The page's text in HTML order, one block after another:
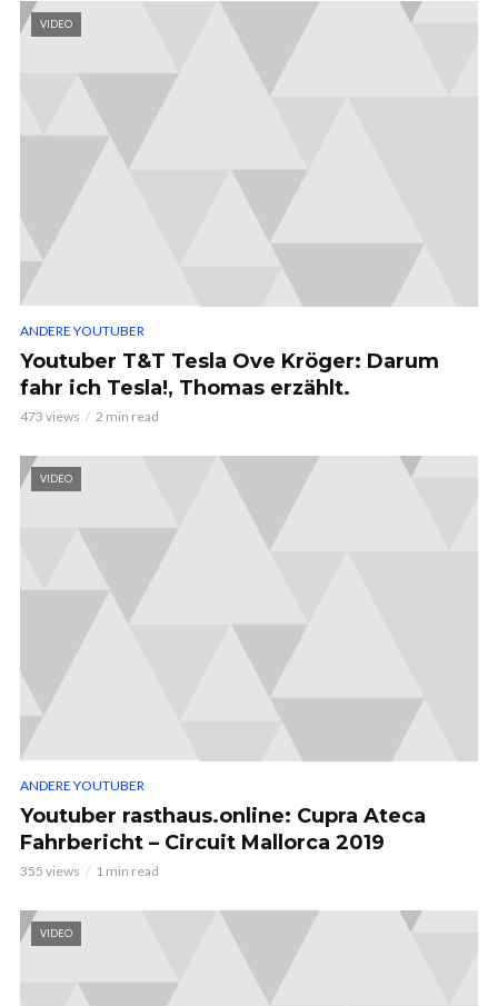
VIDEO
ANDERE YOUTUBER
Youtuber T&T Tesla Ove Kröger: Darum
fahr ich Tesla!, Thomas erzählt.
473 views 2 min read
VIDEO
ANDERE YOUTUBER
Youtuber rasthaus.online: Cupra Ateca
Fahrbericht – Circuit Mallorca 2019
355 views 1 min read
VIDEO